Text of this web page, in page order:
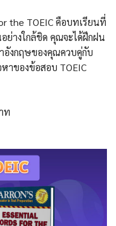
the TOEIC คือบทเรียนที่
ย่างใกล้ชิด คุณจะได้ฝึกฝน
งกฤษของคุณควบคู่กับ
าของข้อสอบ TOEIC
ท